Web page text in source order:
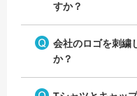
すか？
会社のロゴを刺繍
か？